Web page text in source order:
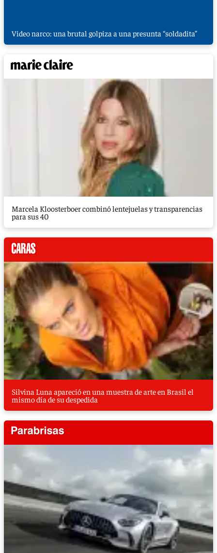
Video narco: una brutal golpiza a una presunta “soldadita”
Marcela Kloosterboer combinó lentejuelas y transparencias
para sus 40
Silvina Luna apareció en una muestra de arte en Brasil el
mismo día de su despedida